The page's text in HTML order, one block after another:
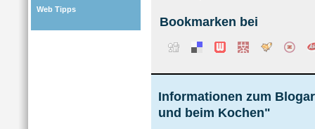
Web Tipps
Bookmarken bei
Informationen zum
und beim Kochen"